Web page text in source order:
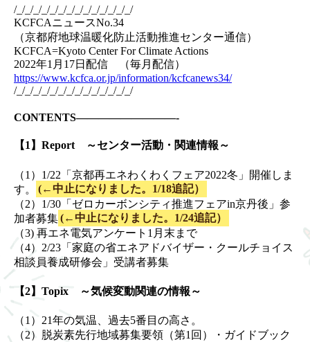
/_/_/_/_/_/_/_/_/_/_/_/_/_/_/
KCFCAニュースNo.34
（京都府地球温暖化防止活動推進センター通信）
KCFCA=Kyoto Center For Climate Actions
2022年1月17日配信 （毎月配信）
https://www.kcfca.or.jp/information/kcfcanews34/
/_/_/_/_/_/_/_/_/_/_/_/_/_/_/
CONTENTS—————————-
【1】Report ～センター活動・関連情報～
（1）1/22「京都再エネわくわくフェア2022冬」開催しま
す。
(←中止になりました。1/18追記）
（2）1/30「ゼロカーボンシティ推進フェアin京丹後」参
加者募集(←中止になりました。1/24追記）
（3) 再エネ電気アンケート1月末まで
（4）2/23「家庭の省エネアドバイザー・クールチョイス
相談員養成研修会」受講者募集
【2】Topix ～気候変動関連の情報～
（1）21年の気温、過去5番目の高さ。
（2）脱炭素先行地域募集要領（第1回）・ガイドブック